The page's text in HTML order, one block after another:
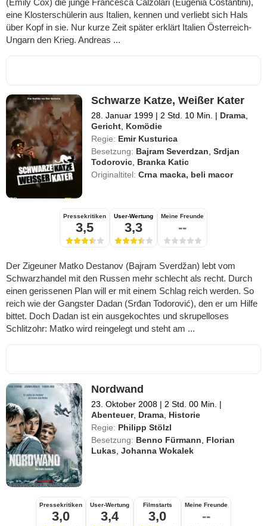
(Emily Cox) die junge Francesca Calzolari (Eugenia Costantini),
eine Klosterschülerin aus Italien, kennen und verliebt sich Hals
über Kopf in sie. Nur kurze Zeit später erklärt Italien Österreich-
Ungarn den Krieg. Andreas ...
Schwarze Katze, Weißer Kater
28. Januar 1999 | 2 Std. 10 Min. | Drama
Gericht Komödie
Regie: Emir Kusturica
Besetzung: Bajram Severdzan ,Srdjan
Todorovic Branka Katic
Originaltitel:Crna macka, beli macor
Pressekritiken
3,5
User-Wertung
3,3
Meine Freunde
--
Der Zigeuner Matko Destanov (Bajram Sverdžan) lebt vom
Schwarzhandel mit den Russen mehr schlecht als recht. Durch
einen gerissenen Plan will er mit einem Schlag reich werden. So
reich wie der Gangster Dadan (Srđan Todorović), den er um Hilfe
bittet. Doch Dadan ist ein ausgekochtes und skrupelloses
Schlitzohr: Matko wird reingelegt und steht am ...
Nordwand
23. Oktober 2008 | 2 Std. 00 Min. |
Abenteuer, Drama Historie
Regie: Philipp Stölzl
Besetzung: Benno Fürmann
Florian
Lukas ,Johanna Wokalek
Pressekritiken
3,0
User-Wertung
3,4
Filmstarts
3,0
Meine Freunde
--